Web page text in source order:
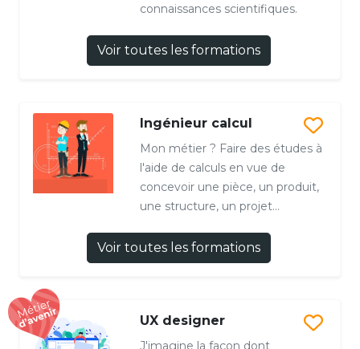
connaissances scientifiques.
Voir toutes les formations
Ingénieur calcul
Mon métier ? Faire des études à
l'aide de calculs en vue de
concevoir une pièce, un produit,
une structure, un projet...
Voir toutes les formations
UX designer
J'imagine la façon dont